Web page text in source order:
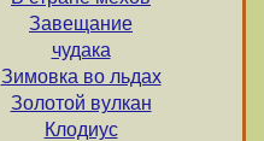
Завещание
чудака
Зимовка во льдах
Золотой вулкан
Клодиус